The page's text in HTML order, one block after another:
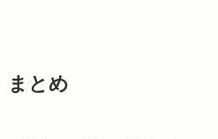
まとめ